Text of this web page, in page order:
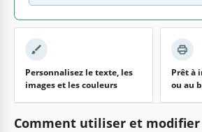
Personnalisez le texte, les
images et les couleurs
Prêt à
ou au
Comment utiliser et modifier